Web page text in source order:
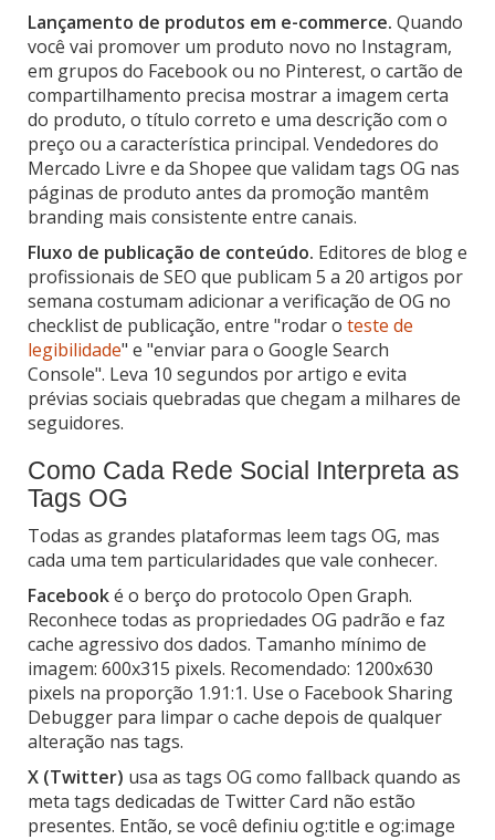
Lançamento de produtos em e-commerce. Quando
você vai promover um produto novo no Instagram,
em grupos do Facebook ou no Pinterest, o cartão de
compartilhamento precisa mostrar a imagem certa
do produto, o título correto e uma descrição com o
preço ou a característica principal. Vendedores do
Mercado Livre e da Shopee que validam tags OG nas
páginas de produto antes da promoção mantêm
branding mais consistente entre canais.
Fluxo de publicação de conteúdo. Editores de blog e
profissionais de SEO que publicam 5 a 20 artigos por
semana costumam adicionar a verificação de OG no
checklist de publicação, entre "rodar o teste de
legibilidade" e "enviar para o Google Search
Console". Leva 10 segundos por artigo e evita
prévias sociais quebradas que chegam a milhares de
seguidores.
Como Cada Rede Social Interpreta as
Tags OG
Todas as grandes plataformas leem tags OG, mas
cada uma tem particularidades que vale conhecer.
Facebooké o berço do protocolo Open Graph.
Reconhece todas as propriedades OG padrão e faz
cache agressivo dos dados. Tamanho mínimo de
imagem: 600x315 pixels. Recomendado: 1200x630
pixels na proporção 1.91:1. Use o Facebook Sharing
Debugger para limpar o cache depois de qualquer
alteração nas tags.
X (Twitter) usa as tags OG como fallback quando as
meta tags dedicadas de Twitter Card não estão
presentes. Então, se você definiu og:title e og:image